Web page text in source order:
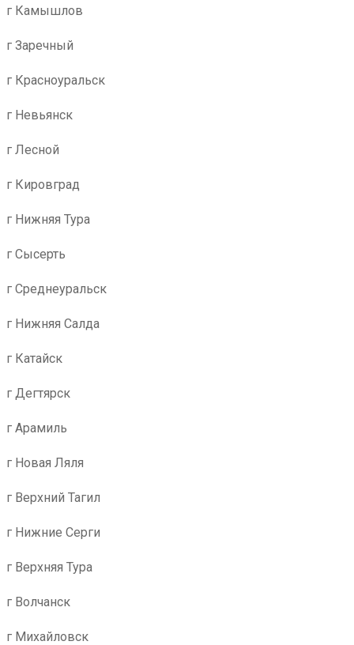
г Камышлов
г Заречный
г Красноуральск
г Невьянск
г Лесной
г Кировград
г Нижняя Тура
г Сысерть
г Среднеуральск
г Нижняя Салда
г Катайск
г Дегтярск
г Арамиль
г Новая Ляля
г Верхний Тагил
г Нижние Серги
г Верхняя Тура
г Волчанск
г Михайловск